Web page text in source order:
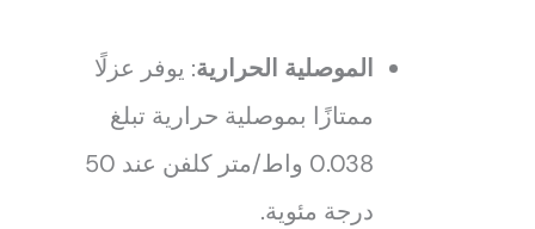
الموصلية الحرارية: يوفر عزلًا
ممتازًا بموصلية حرارية تبلغ
0.038 واط/متر كلفن عند 50
درجة مئوية.